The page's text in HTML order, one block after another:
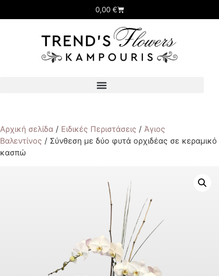
0,00 €
Αρχική σελίδα / Ειδικές Περιστάσεις / Άγιος
Βαλεντίνος / Σύνθεση με δύο φυτά ορχιδέας σε κεραμικό
κασπώ